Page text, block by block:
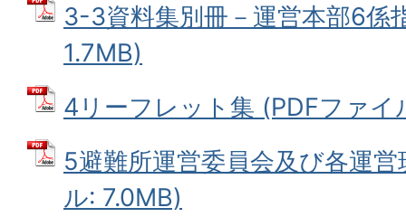
3-3資料集別冊－運営本部6係
1.7MB)
4リーフレット集 (PDFファイ
5避難所運営委員会及び各運
ル: 7.0MB)